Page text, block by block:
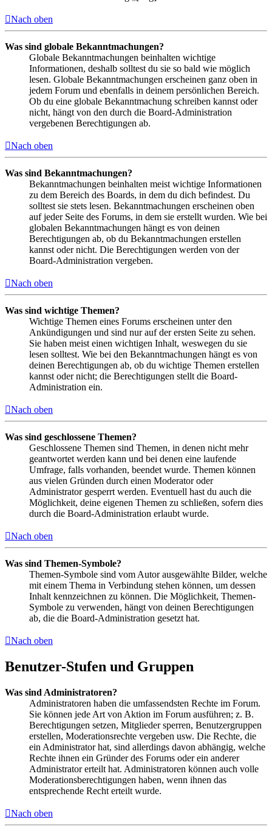
Nach oben
Was sind globale Bekanntmachungen?
Globale Bekanntmachungen beinhalten wichtige
Informationen, deshalb solltest du sie so bald wie möglich
lesen. Globale Bekanntmachungen erscheinen ganz oben in
jedem Forum und ebenfalls in deinem persönlichen Bereich.
Ob du eine globale Bekanntmachung schreiben kannst oder
nicht, hängt von den durch die Board-Administration
vergebenen Berechtigungen ab.
Nach oben
Was sind Bekanntmachungen?
Bekanntmachungen beinhalten meist wichtige Informationen
zu dem Bereich des Boards, in dem du dich befindest. Du
solltest sie stets lesen. Bekanntmachungen erscheinen oben
auf jeder Seite des Forums, in dem sie erstellt wurden. Wie bei
globalen Bekanntmachungen hängt es von deinen
Berechtigungen ab, ob du Bekanntmachungen erstellen
kannst oder nicht. Die Berechtigungen werden von der
Board-Administration vergeben.
Nach oben
Was sind wichtige Themen?
Wichtige Themen eines Forums erscheinen unter den
Ankündigungen und sind nur auf der ersten Seite zu sehen.
Sie haben meist einen wichtigen Inhalt, weswegen du sie
lesen solltest. Wie bei den Bekanntmachungen hängt es von
deinen Berechtigungen ab, ob du wichtige Themen erstellen
kannst oder nicht; die Berechtigungen stellt die Board-
Administration ein.
Nach oben
Was sind geschlossene Themen?
Geschlossene Themen sind Themen, in denen nicht mehr
geantwortet werden kann und bei denen eine laufende
Umfrage, falls vorhanden, beendet wurde. Themen können
aus vielen Gründen durch einen Moderator oder
Administrator gesperrt werden. Eventuell hast du auch die
Möglichkeit, deine eigenen Themen zu schließen, sofern dies
durch die Board-Administration erlaubt wurde.
Nach oben
Was sind Themen-Symbole?
Themen-Symbole sind vom Autor ausgewählte Bilder, welche
mit einem Thema in Verbindung stehen können, um dessen
Inhalt kennzeichnen zu können. Die Möglichkeit, Themen-
Symbole zu verwenden, hängt von deinen Berechtigungen
ab, die die Board-Administration gesetzt hat.
Nach oben
Benutzer-Stufen und Gruppen
Was sind Administratoren?
Administratoren haben die umfassendsten Rechte im Forum.
Sie können jede Art von Aktion im Forum ausführen; z. B.
Berechtigungen setzen, Mitglieder sperren, Benutzergruppen
erstellen, Moderationsrechte vergeben usw. Die Rechte, die
ein Administrator hat, sind allerdings davon abhängig, welche
Rechte ihnen ein Gründer des Forums oder ein anderer
Administrator erteilt hat. Administratoren können auch volle
Moderationsberechtigungen haben, wenn ihnen das
entsprechende Recht erteilt wurde.
Nach oben